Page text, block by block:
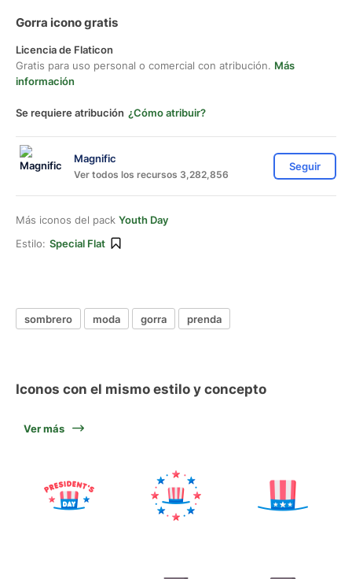
Gorra icono gratis
Licencia de Flaticon
Gratis para uso personal o comercial con atribución. Más
información
Se requiere atribución ¿Cómo atribuir?
Magnific
Ver todos los recursos 3,282,856
Seguir
Más iconos del pack Youth Day
Estilo: Special Flat
sombrero moda gorra prenda
Iconos con el mismo estilo y concepto
Ver más